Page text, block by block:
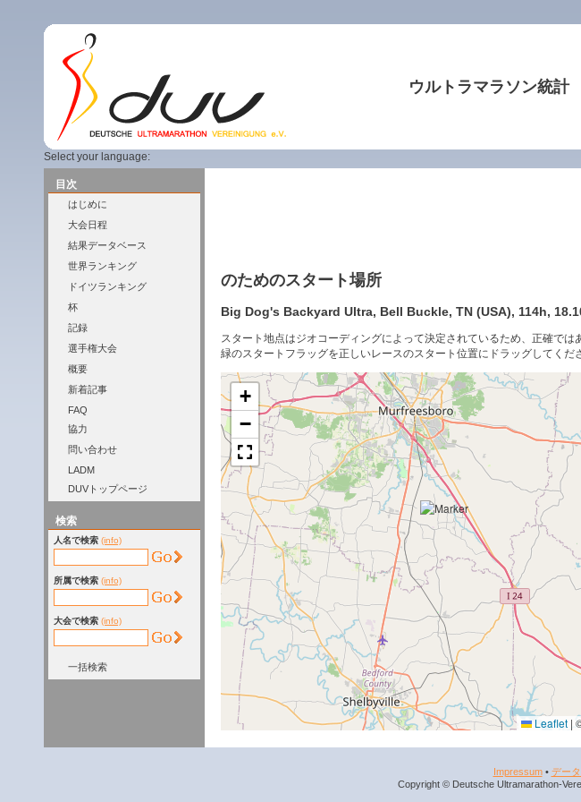
ウルトラマラソン統計
Select your language:
目次
はじめに
大会日程
結果データベース
世界ランキング
ドイツランキング
杯
記録
選手権大会
概要
新着記事
FAQ
協力
問い合わせ
LADM
DUVトップページ
検索
人名で検索 (info)
所属で検索 (info)
大会で検索 (info)
一括検索
のためのスタート場所
Big Dog's Backyard Ultra, Bell Buckle, TN (USA), 114h,
スタート地点はジオコーディングによって決定されているため、正確では
緑のスタートフラッグを正しいレースのスタート位置にドラッグしてくだ
+
−
Leaflet |
Impressum• デー
Copyright © Deutsche Ultramarathon-